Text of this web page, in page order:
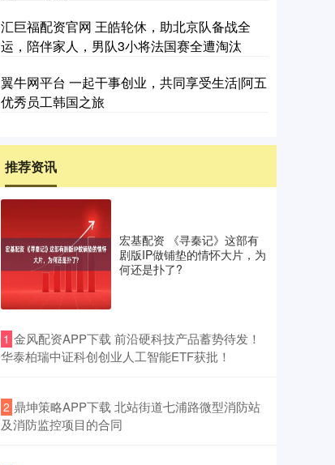
汇巨福配资官网 王皓轮休，助北京队备战全
运，陪伴家人，男队3小将法国赛全遭淘汰
翼牛网平台 一起干事创业，共同享受生活|阿五
优秀员工韩国之旅
推荐资讯
宏基配资 《寻秦记》这部有
剧版IP做铺垫的情怀大片，为
何还是扑了?
1 ​金风配资APP下载 前沿硬科技产品蓄势待发！
华泰柏瑞中证科创创业人工智能ETF获批！
2 ​鼎坤策略APP下载 北站街道七浦路微型消防站
及消防监控项目的合同